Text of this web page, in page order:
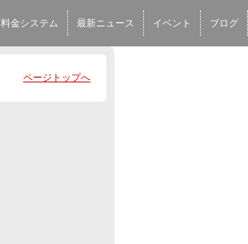
料金システム 最新ニュース イベント ブログ
ページトップへ